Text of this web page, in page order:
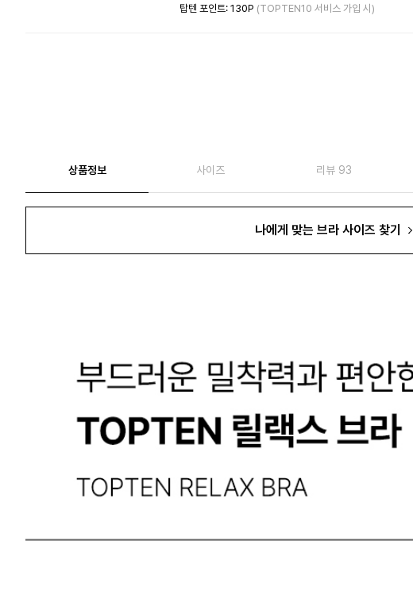
탑텐 포인트: 130P (TOPTEN10 서비스 가입 시)
상품정보 사이즈 리뷰 93
나에게 맞는 브라 사이즈 찾기